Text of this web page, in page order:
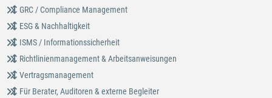
GRC / Compliance Management
ESG & Nachhaltigkeit
ISMS / Informationssicherheit
Richtlinienmanagement & Arbeitsanweisungen
Vertragsmanagement
Für Berater, Auditoren & externe Begleiter